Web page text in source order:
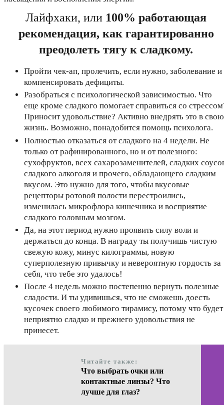
Лайфхаки, или 100% работающая
рекомендация, как гарантированно
преодолеть тягу к сладкому.
Пройти чек-ап, пролечить, если нужно, заболевание и
компенсировать дефициты.
Разобраться с психологической зависимостью. Что
еще кроме сладкого помогает справиться со
Приносит удовольствие? Активно внедрять это в свою
жизнь. Возможно, понадобится помощь психолога.
Полностью отказаться от сладкого на 4 недели. Не
только от рафинированного, но и от полезного:
сухофруктов, всех сахарозаменителей, сладких
сладкого алкоголя и прочего, обладающего сладким
вкусом. Это нужно для того, чтобы вкусовые
рецепторы ротовой полости перестроились,
изменилась микрофлора кишечника и восприятие
сладкого головным мозгом.
Да, на этот период нужно проявить силу воли и
держаться до конца. В награду ты получишь чистую
свежую кожу, минус килограммы, новую
суперполезную привычку и невероятную гордость за
себя, что тебе это удалось!
После 4 недель можно постепенно вернуть полезные
сладости. И ты удивишься, что не сможешь доесть
кусочек своего любимого тирамису, потому что будет
неприятно сладко и прежнего удовольствия не
принесет.
Читайте также:
Что выбрать очки или
контактные линзы? Что
лучше для глаз?